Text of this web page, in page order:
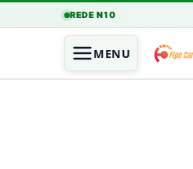
REDE N10
MENU